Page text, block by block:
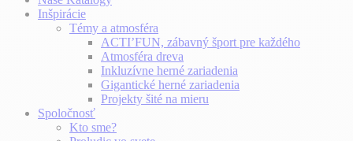
Inšpirácie
Témy a atmosféra
ACTI’FUN, zábavný šport pre každého
Atmosféra dreva
Inkluzívne herné zariadenia
Gigantické herné zariadenia
Projekty šité na mieru
Spoločnosť
Kto sme?